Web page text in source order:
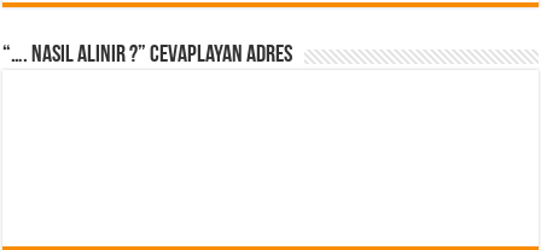
“…. Nasıl Alınır ?” cevaplayan adres